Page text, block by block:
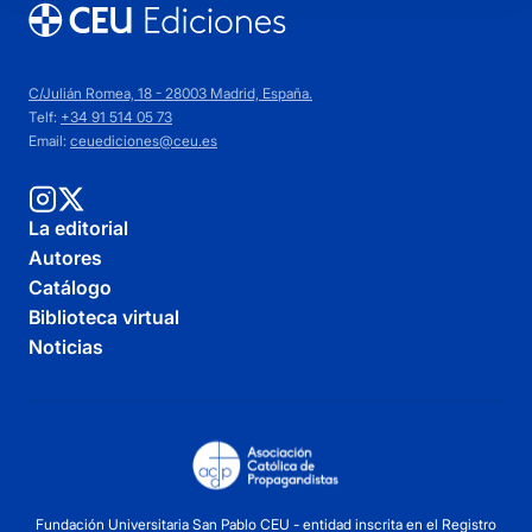
C/Julián Romea, 18 - 28003 Madrid, España.
Telf: +34 91 514 05 73
Email: ceuediciones@ceu.es
La editorial
Autores
Catálogo
Biblioteca virtual
Noticias
Fundación Universitaria San Pablo CEU - entidad inscrita en el Registro